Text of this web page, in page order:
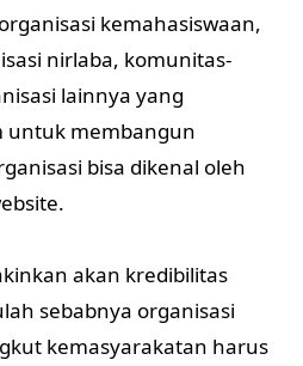
kemahasiswaan,
nirlaba, komunitas-
lainnya yang
untuk membangun
bisa dikenal oleh
akan kredibilitas
sebabnya organisasi
kemasyarakatan harus